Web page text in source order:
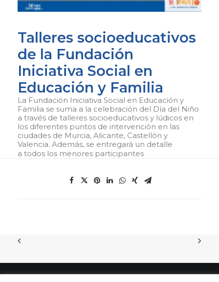
Promocion
Talleres socioeducativos
de la Fundación
Iniciativa Social en
Educación y Familia
La Fundación Iniciativa Social en Educación y
Familia se suma a la celebración del Día del Niño
a través de talleres socioeducativos y lúdicos en
los diferentes puntos de intervención en las
ciudades de Murcia, Alicante, Castellón y
Valencia. Además, se entregará un detalle
a todos los menores participantes